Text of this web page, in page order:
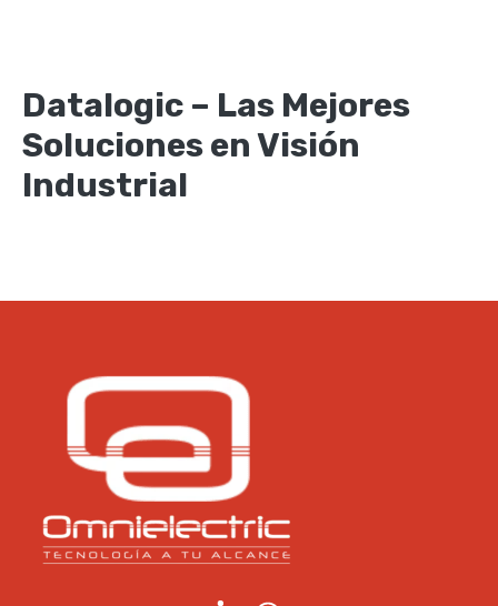
Datalogic – Las Mejores
Soluciones en Visión
Industrial